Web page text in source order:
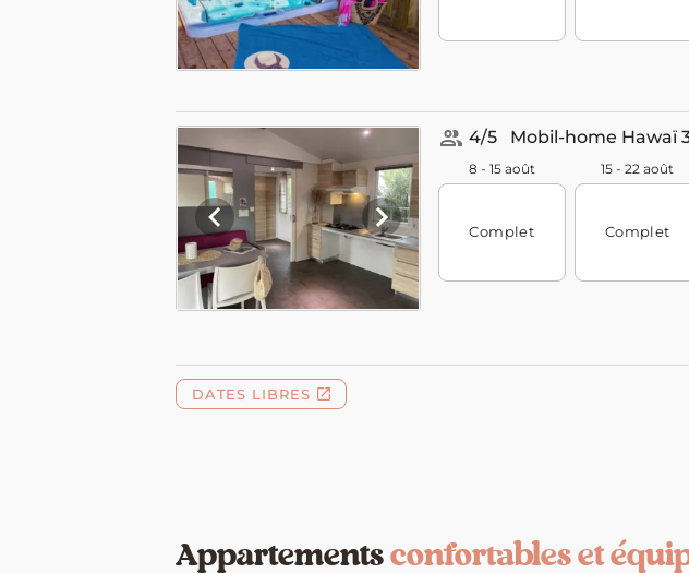
Appartementsconfortables et